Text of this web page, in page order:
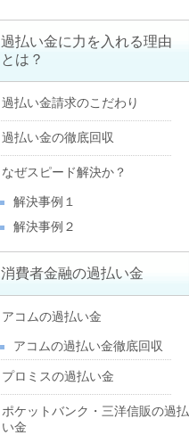
過払い金に力を入れる理由
とは？
過払い金請求のこだわり
過払い金の徹底回収
なぜスピード解決か？
解決事例１
解決事例２
消費者金融の過払い金
アコムの過払い金
アコムの過払い金徹底回収
プロミスの過払い金
ポケットバンク・三洋信販の過払
い金